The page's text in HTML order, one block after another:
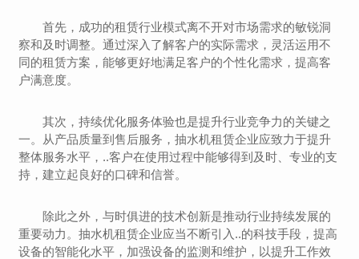
首先，成功的租赁行业模式离不开对市场需求的敏锐洞
察和及时调整。通过深入了解客户的实际需求，灵活运用不
同的租赁方案，能够更好地满足客户的个性化需求，提高客
户满意度。
其次，持续优化服务体验也是提升行业竞争力的关键之
一。从产品质量到售后服务，抽水机租赁企业应致力于提升
整体服务水平，..客户在使用过程中能够得到及时、专业的支
持，建立起良好的口碑和信誉。
除此之外，与时俱进的技术创新是推动行业持续发展的
重要动力。抽水机租赁企业应当不断引入..的科技手段，提高
设备的智能化水平，加强设备的监测和维护，以提升工作效